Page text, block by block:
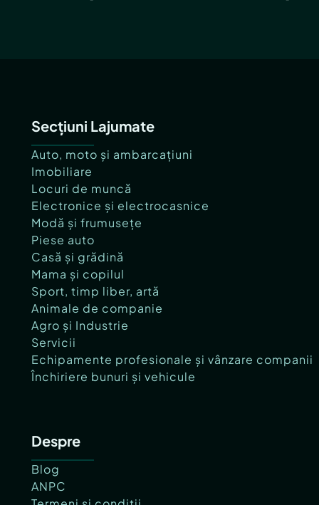
Secțiuni Lajumate
Auto, moto și ambarcațiuni
Imobiliare
Locuri de muncă
Electronice și electrocasnice
Modă și frumusețe
Piese auto
Casă și grădină
Mama și copilul
Sport, timp liber, artă
Animale de companie
Agro și Industrie
Servicii
Echipamente profesionale și vânzare companii
Închiriere bunuri și vehicule
Despre
Blog
ANPC